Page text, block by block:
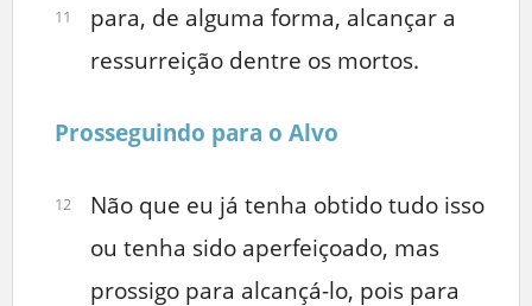
11
para, de alguma forma, alcançar a
ressurreição dentre os mortos.
Prosseguindo para o Alvo
12
Não que eu já tenha obtido tudo isso
ou tenha sido aperfeiçoado, mas
prossigo para alcançá-lo, pois para